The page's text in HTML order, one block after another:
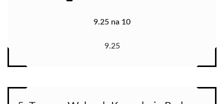
9.25 na 10
9.25